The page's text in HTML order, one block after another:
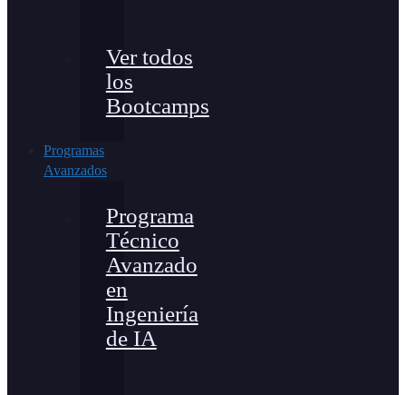
Ver todos
los
Bootcamps
Programas
Avanzados
Programa
Técnico
Avanzado
en
Ingeniería
de IA